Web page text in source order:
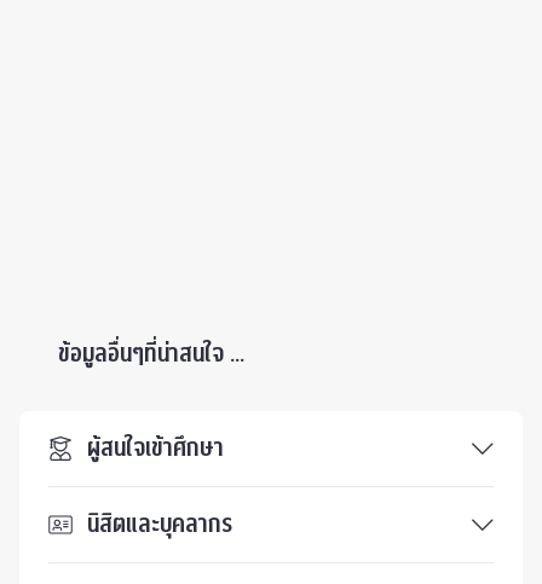
ข้อมูลอื่นๆที่น่าสนใจ ...
ผู้สนใจเข้าศึกษา
นิสิตและบุคลากร